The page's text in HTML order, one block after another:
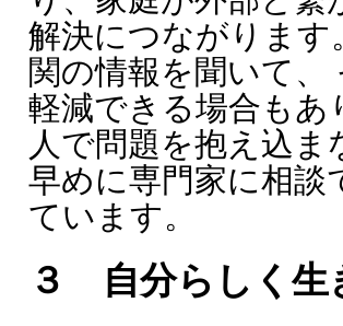
解決につながります
関の情報を聞いて
軽減できる場合もあ
人で問題を抱え込
早めに専門家に相談
ています。
３ 自分らしく生